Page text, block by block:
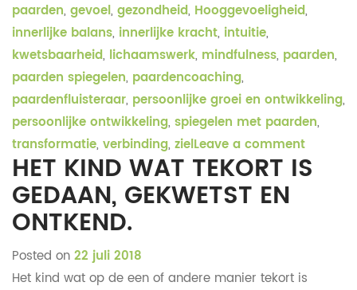
paarden, gevoel, gezondheid, Hooggevoeligheid,
innerlijke balans, innerlijke kracht, intuitie,
kwetsbaarheid, lichaamswerk, mindfulness, paarden,
paarden spiegelen, paardencoaching,
paardenfluisteraar, persoonlijke groei en ontwikkeling,
persoonlijke ontwikkeling, spiegelen met paarden,
transformatie, verbinding, zielLeave a comment
HET KIND WAT TEKORT IS
GEDAAN, GEKWETST EN
ONTKEND.
Posted on 22 juli 2018
Het kind wat op de een of andere manier tekort is